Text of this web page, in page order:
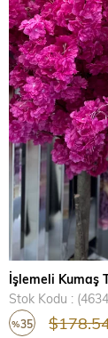
İşlemeli Kumaş
Stok Kodu
%35